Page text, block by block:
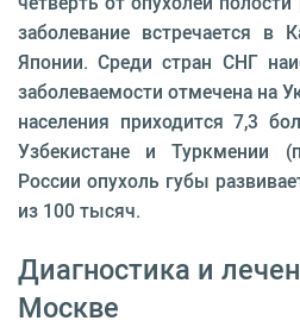
заболевание встречается в
Японии. Среди стран СНГ
заболеваемости отмечена на
населения приходится 7,3
Узбекистане и Туркмении
России опухоль губы
из 100 тысяч.
Диагностика и
Москве